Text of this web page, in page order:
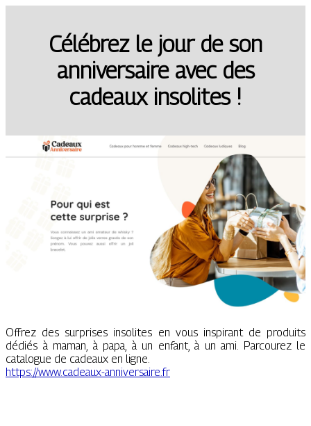
Célébrez le jour de son
anniversaire avec des
cadeaux insolites !
Offrez des surprises insolites en vous inspirant de produits
dédiés à maman, à papa, à un enfant, à un ami. Parcourez le
catalogue de cadeaux en ligne.
https://www.cadeaux-anniversaire.fr